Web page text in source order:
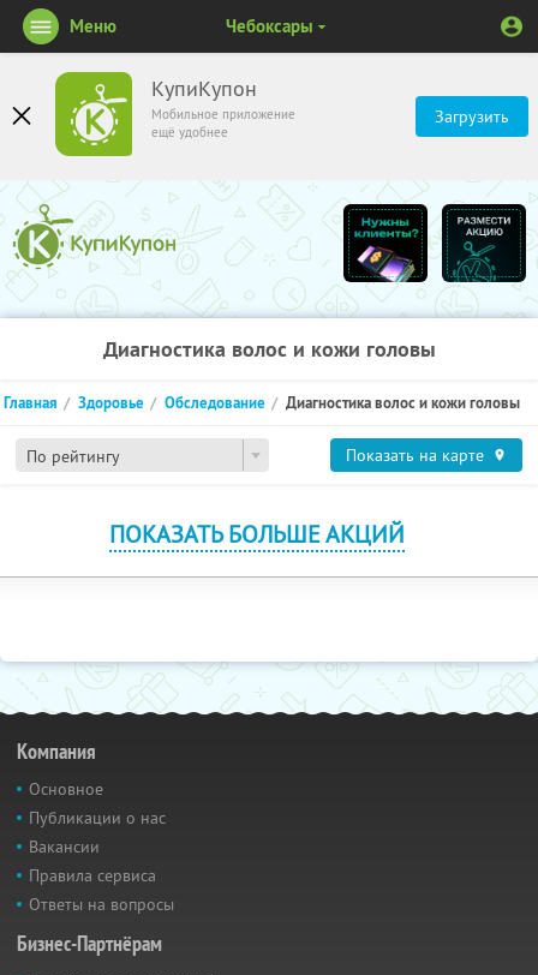
КупиКупон
Мобильное приложение
ещё удобнее
Загрузить
Меню Чебоксары
Диагностика волос и кожи головы
По рейтингу
Главная Здоровье Обследование Диагностика волос и кожи головы
Показать на карте
ПОКАЗАТЬ БОЛЬШЕ АКЦИЙ
Компания
Основное
Публикации о нас
Вакансии
Правила сервиса
Ответы на вопросы
Бизнес-Партнёрам